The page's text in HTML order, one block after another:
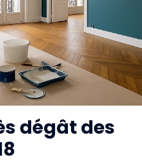
dégât des